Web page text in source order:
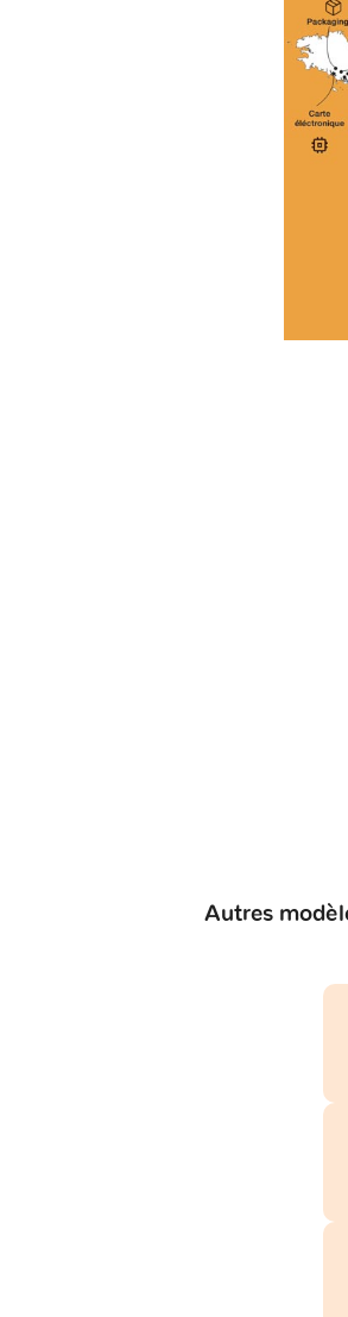
Autres